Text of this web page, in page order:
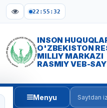
22:55:33
INSON
O'ZBEKISTON
MILLIY MARKAZI
RASMIY VEB-
Menyu
Saytdan